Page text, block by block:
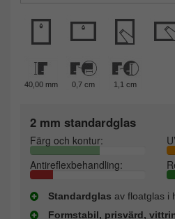
40,00 mm 0,7 cm 1,1 cm
2 mm standardglas
Färg och kontur:
Antireflexbehandling:
Standardglas av floatglas i
Formstabil, prisvärd,